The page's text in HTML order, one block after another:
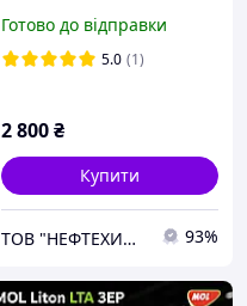
Готово до відправки
5.0 (1)
2 800₴
Купити
ТОВ "НЕФТЕХИМСОЮЗ" 93%